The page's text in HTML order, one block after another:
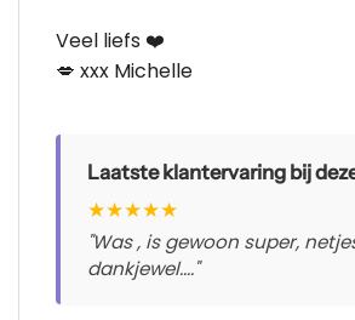
Veel liefs ❤️
💋 xxx Michelle
Laatste klantervaring bij
★★★★★
"Was , is gewoon super,
dankjewel...."